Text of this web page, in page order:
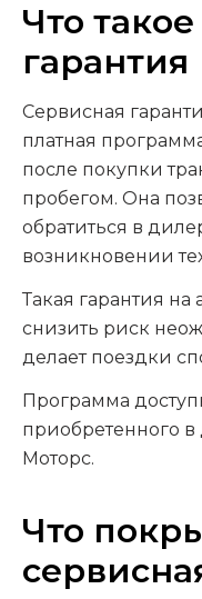
Что
гарантия
Сервисная
платная
после покупки
пробегом. Она
обратиться в
возникновении
Такая гарантия на
снизить риск
делает поездки
Программа
приобретенного
Моторс.
Что